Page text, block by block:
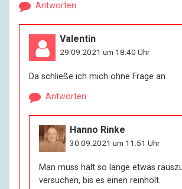
Antworten
Valentin
29.09.2021 um 18:40 Uhr
Da schließe ich mich ohne Frage an.
Antworten
Hanno Rinke
30.09.2021 um 11:51 Uhr
Man muss halt so lange etwas
versuchen, bis es einen reinholt.